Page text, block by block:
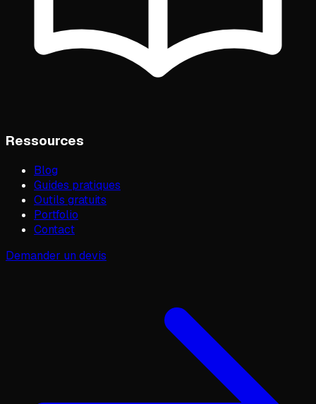
Ressources
Blog
Guides pratiques
Outils gratuits
Portfolio
Contact
Demander un devis